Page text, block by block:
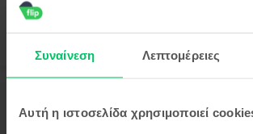
Συναίνεση Λεπτομέρειες
Αυτή η ιστοσελίδα χρησιμοποιεί
Περιγραφή
Smartwatch Apple Watch Series 6 2020, GPS +